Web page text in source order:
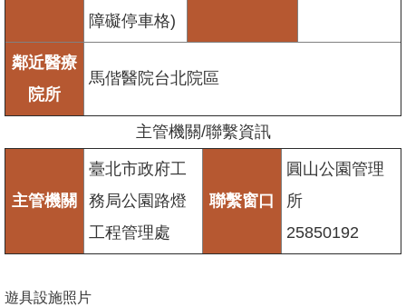
障礙停車格)
鄰近醫療
院所
馬偕醫院台北院區
主管機關/聯繫資訊
主管機關
臺北市政府工
務局公園路燈
工程管理處
聯繫窗口
圓山公園管理
所
25850192
遊具設施照片